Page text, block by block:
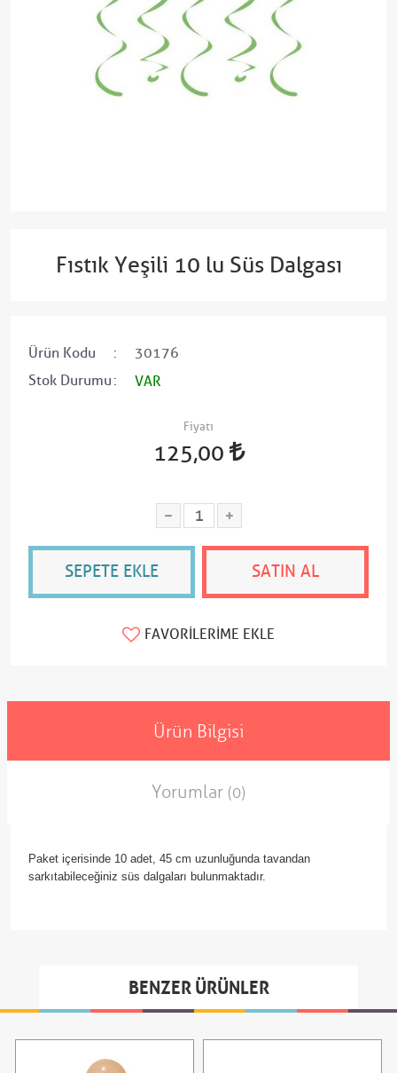
Fıstık Yeşili 10 lu Süs Dalgası
Ürün Kodu
30176
Stok Durumu
VAR
Fiyatı
125,00
SEPETE EKLE SATIN AL
FAVORILERIME EKLE
Ürün Bilgisi
Yorumlar (0)
Paket içerisinde 10 adet, 45 cm uzunluğunda tavandan
sarkıtabileceğiniz süs dalgaları bulunmaktadır.
BENZER ÜRÜNLER